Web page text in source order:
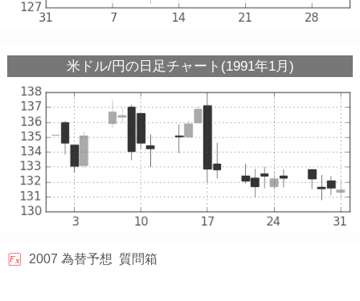
米ドル/円の日足チャート(1991年1月)
2007 為替予想 質問箱